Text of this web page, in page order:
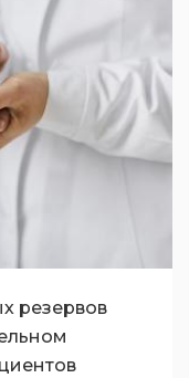
резервов